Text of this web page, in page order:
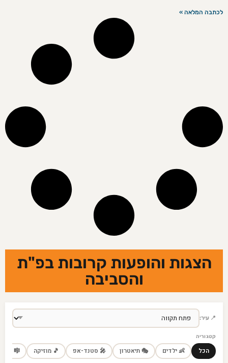
לכתבה המלאה »
הצגות והופעות קרובות בפ"ת
והסביבה
📍 עיר:
קטגוריה
הכל 👶 ילדים 🎭 תיאטרון 🎤 סטנד-אפ 🎵 מוזיקה 🎼